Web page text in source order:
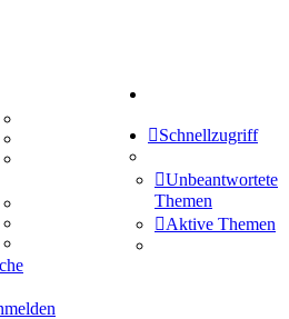
Treffenübersicht
Zitatesammlung
Schiffe versenken
Schnellzugriff
Unbeantwortete
Themen
Aktive Themen